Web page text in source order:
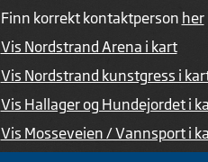
Finn korrekt kontaktperson her
Vis Nordstrand Arena i kart
Vis Nordstrand kunstgress i
Vis Hallager og Hundejordet i
Vis Mosseveien / Vannsport i